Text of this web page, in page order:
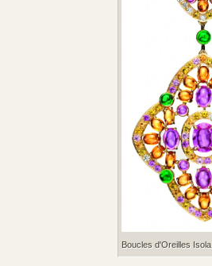
Boucles d'Oreilles Isola